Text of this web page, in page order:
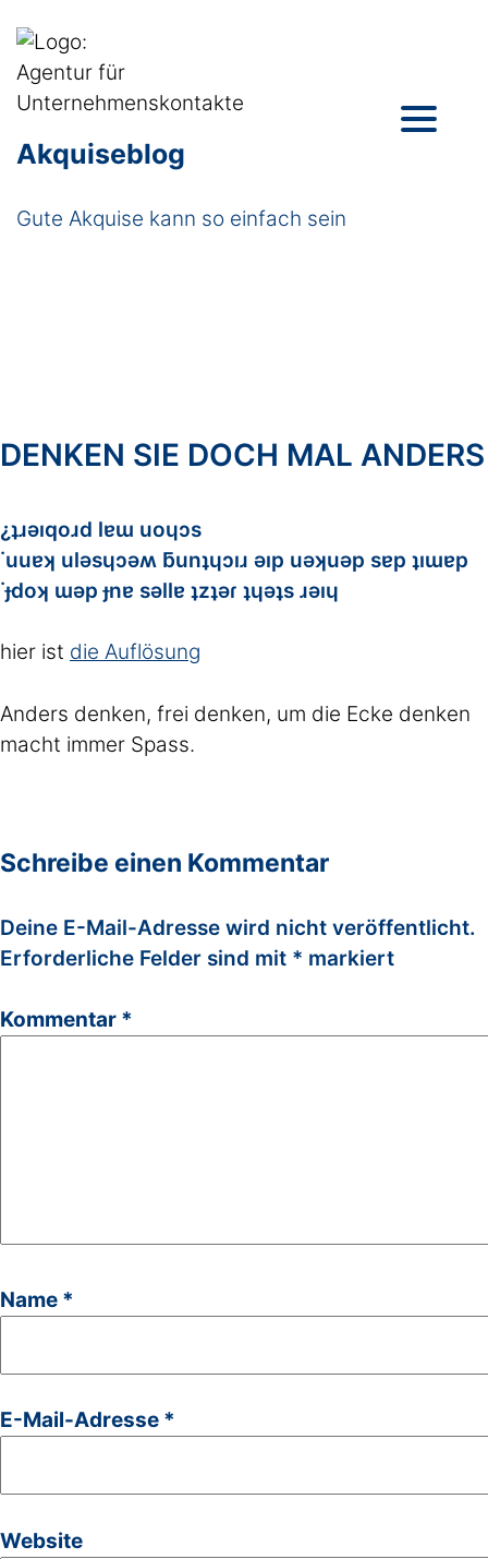
Akquiseblog
Gute Akquise kann so einfach sein
DENKEN SIE DOCH MAL ANDERS
¿ʇɹǝıqoɹd lɐɯ uoɥɔs
˙uuɐʞ ulǝsɥɔǝʍ ƃunʇɥɔıɹ ǝıp uǝʞuǝp sɐp ʇıɯɐp
˙ɟdoʞ ɯǝp ɟnɐ sǝllɐ ʇzʇǝɾ ʇɥǝʇs ɹǝıɥ
hier ist die Auflösung
Anders denken, frei denken, um die Ecke denken
macht immer Spass.
Schreibe einen Kommentar
Deine E-Mail-Adresse wird nicht veröffentlicht.
Erforderliche Felder sind mit * markiert
Kommentar *
Name *
E-Mail-Adresse *
Website